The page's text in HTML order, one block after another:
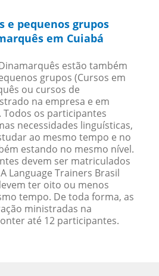
e pequenos grupos
em Cuiabá
estão também
grupos (Cursos em
ou cursos de
na empresa e em
os participantes
necessidades linguísticas,
ao mesmo tempo e no
estando no mesmo nível.
devem ser matriculados
Language Trainers Brasil
ter oito ou menos
tempo. De toda forma, as
ministradas na
até 12 participantes.